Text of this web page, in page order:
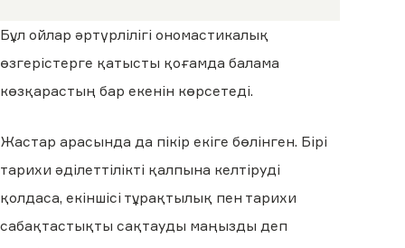
Бұл ойлар әртүрлілігі ономастикалық
өзгерістерге қатысты қоғамда балама
көзқарастың бар екенін көрсетеді.
Жастар арасында да пікір екіге бөлінген. Бірі
тарихи әділеттілікті қалпына келтіруді
қолдаса, екіншісі тұрақтылық пен тарихи
сабақтастықты сақтауды маңызды деп